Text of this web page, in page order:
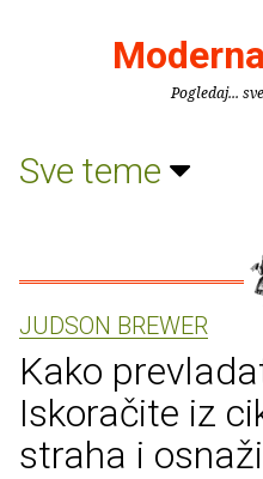
Pogledaj...
Sve teme
JUDSON BREWER
Kako
Iskoračite iz
straha i